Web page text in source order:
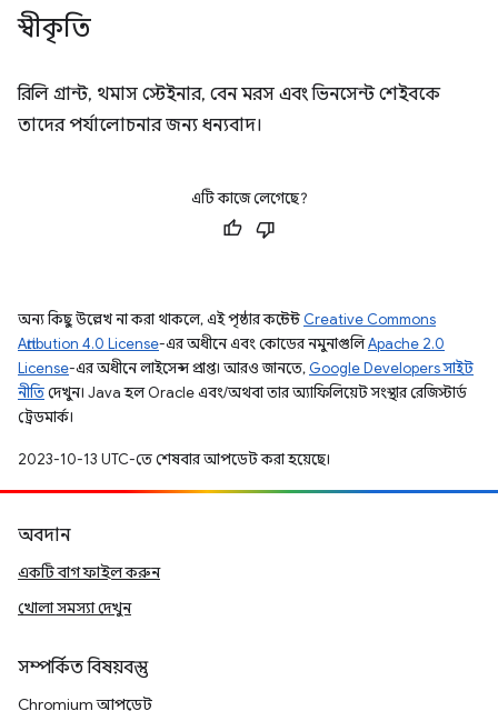
স্বীকৃতি
রিলি গ্রান্ট, থমাস স্টেইনার, বেন মরস এবং ভিনসেন্ট শেইবকে
তাদের পর্যালোচনার জন্য ধন্যবাদ।
এটি কাজে লেগেছে?
অন্য কিছু উল্লেখ না করা থাকলে, এই পৃষ্ঠার কন্টেন্ট Creative Commons
Attribution 4.0 License-এর অধীনে এবং কোডের নমুনাগুলিApache 2.0
License-এর অধীনে লাইসেন্স প্রাপ্ত। আরও জানতে, Google Developers সাইট
নীতিদেখুন। Java হল Oracle এবং/অথবা তার অ্যাফিলিয়েট সংস্থার রেজিস্টার্ড
ট্রেডমার্ক।
2023-10-13 UTC-তে শেষবার আপডেট করা হয়েছে।
অবদান
একটি বাগ ফাইল করুন
খোলা সমস্যা দেখুন
সম্পর্কিত বিষয়বস্তু
Chromium আপডেট